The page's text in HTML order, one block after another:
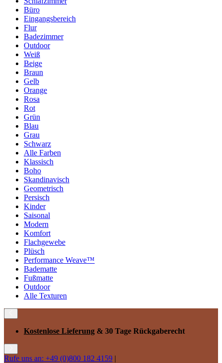
Büro
Eingangsbereich
Flur
Badezimmer
Outdoor
Weiß
Beige
Braun
Gelb
Orange
Rosa
Rot
Grün
Blau
Grau
Schwarz
Alle Farben
Klassisch
Boho
Skandinavisch
Geometrisch
Persisch
Kinder
Saisonal
Modern
Komfort
Flachgewebe
Plüsch
Performance Weave™
Badematte
Fußmatte
Outdoor
Alle Texturen
Kostenlose Lieferung & 30 Tage Rückgaberecht
Rufe uns an: +49 (0)800 182 4159 |